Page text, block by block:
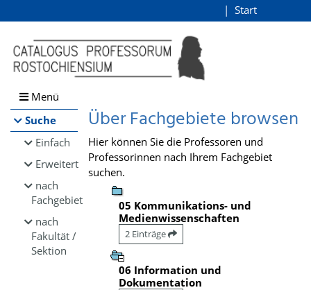
Browsen
direkt zum Inhalt
Start
Menü
Suche
Einfach
Erweitert
nach
Fachgebiet
nach
Fakultät /
Sektion
Über Fachgebiete browsen
Hier können Sie die Professoren und
Professorinnen nach Ihrem Fachgebiet
suchen.
05 Kommunikations- und
Medienwissenschaften
2 Einträge
06 Information und
Dokumentation